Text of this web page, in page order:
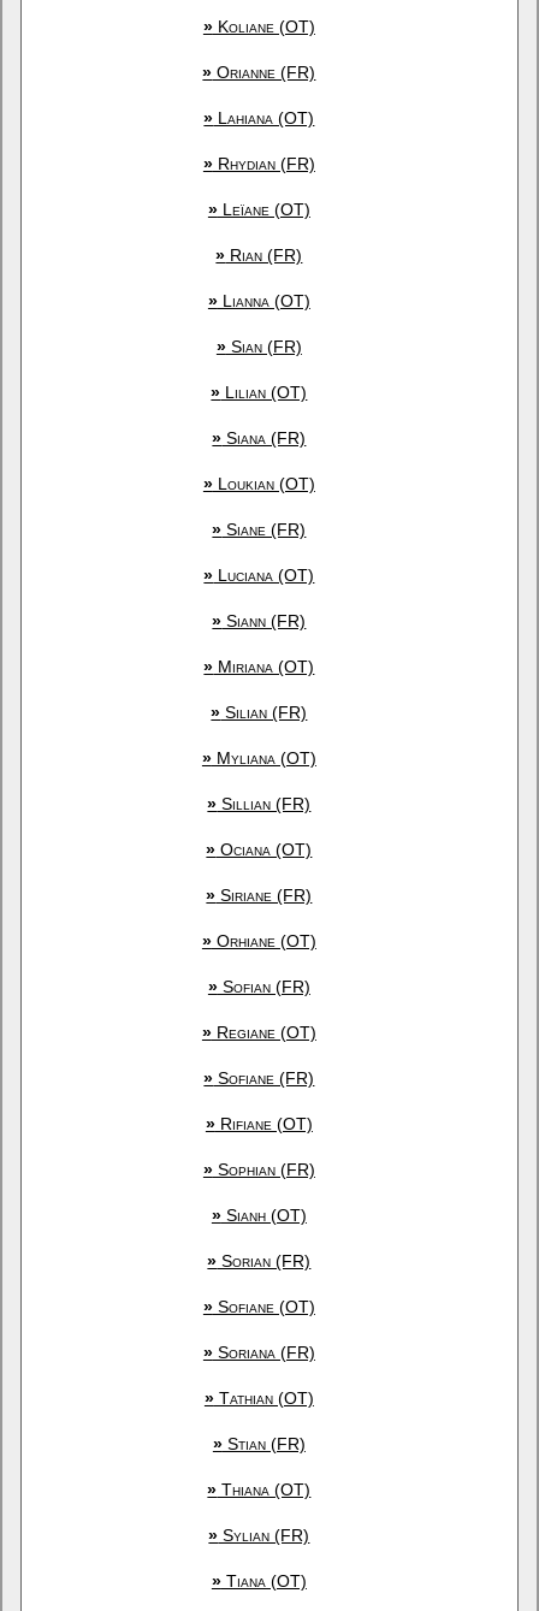
»Koliane (OT)
» Orianne (FR)
» Lahiana (OT)
»Rhydian (FR)
»Leïane (OT)
» Rian (FR)
»Lianna (OT)
»Sian (FR)
» Lilian (OT)
» Siana (FR)
»Loukian (OT)
» Siane (FR)
» Luciana (OT)
» Siann (FR)
» Miriana (OT)
» Silian (FR)
»Myliana (OT)
» Sillian (FR)
» Ociana (OT)
» Siriane (FR)
»Orhiane (OT)
»Sofian (FR)
»Regiane (OT)
» Sofiane (FR)
»Rifiane (OT)
»Sophian (FR)
»Sianh (OT)
» Sorian (FR)
»Sofiane (OT)
»Soriana (FR)
»Tathian (OT)
»Stian (FR)
» Thiana (OT)
» Sylian (FR)
»Tiana (OT)